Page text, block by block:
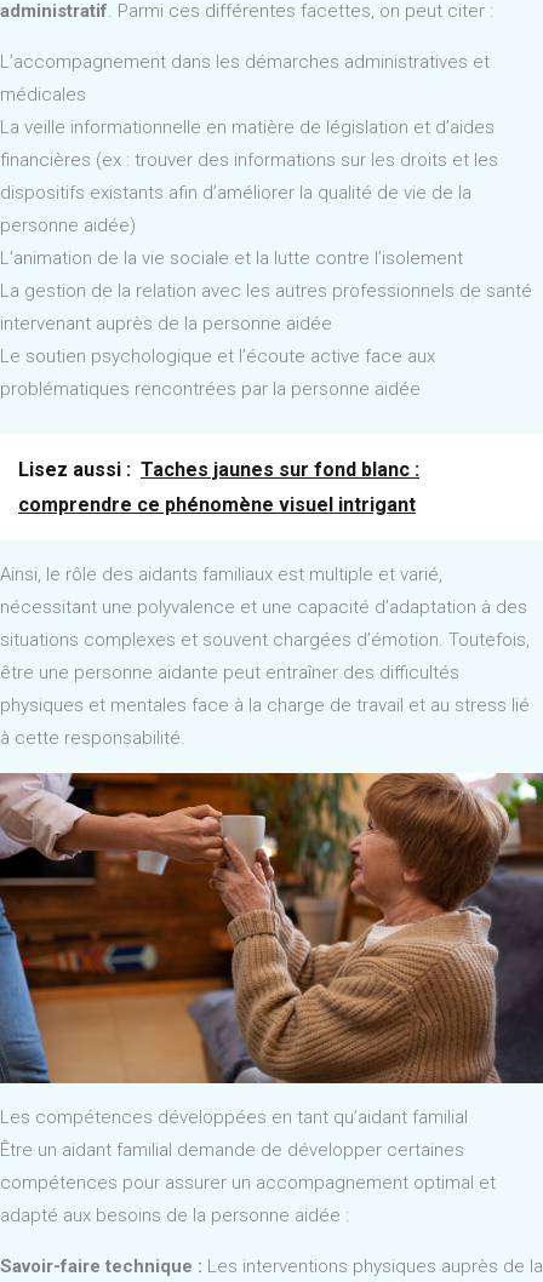
administratif. Parmi ces différentes facettes, on peut citer :
L’accompagnement dans les démarches administratives et
médicales
La veille informationnelle en matière de législation et d’aides
financières (ex : trouver des informations sur les droits et les
dispositifs existants afin d’améliorer la qualité de vie de la
personne aidée)
L’animation de la vie sociale et la lutte contre l’isolement
La gestion de la relation avec les autres professionnels de santé
intervenant auprès de la personne aidée
Le soutien psychologique et l’écoute active face aux
problématiques rencontrées par la personne aidée
Lisez aussi : Taches jaunes sur fond blanc :
comprendre ce phénomène visuel intrigant
Ainsi, le rôle des aidants familiaux est multiple et varié,
nécessitant une polyvalence et une capacité d’adaptation à des
situations complexes et souvent chargées d’émotion. Toutefois,
être une personne aidante peut entraîner des difficultés
physiques et mentales face à la charge de travail et au stress lié
à cette responsabilité.
Les compétences développées en tant qu’aidant familial
Être un aidant familial demande de développer certaines
compétences pour assurer un accompagnement optimal et
adapté aux besoins de la personne aidée :
Savoir-faire technique : Les interventions physiques auprès de la